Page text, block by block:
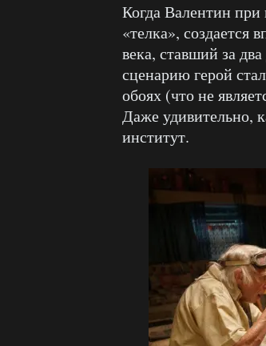
Когда Валентин при
«телка», создается
века, ставший за
сценарию герой
обоях (что не
Даже удивительно,
институт.